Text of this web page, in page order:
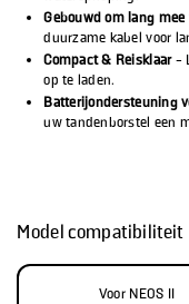
Gebouwd om lang mee
duurzame kabel voor
Compact & Reisklaar-
op te laden.
Batterijondersteuning
uw tandenborstel een
Model compatibiliteit
Voor NEOS II